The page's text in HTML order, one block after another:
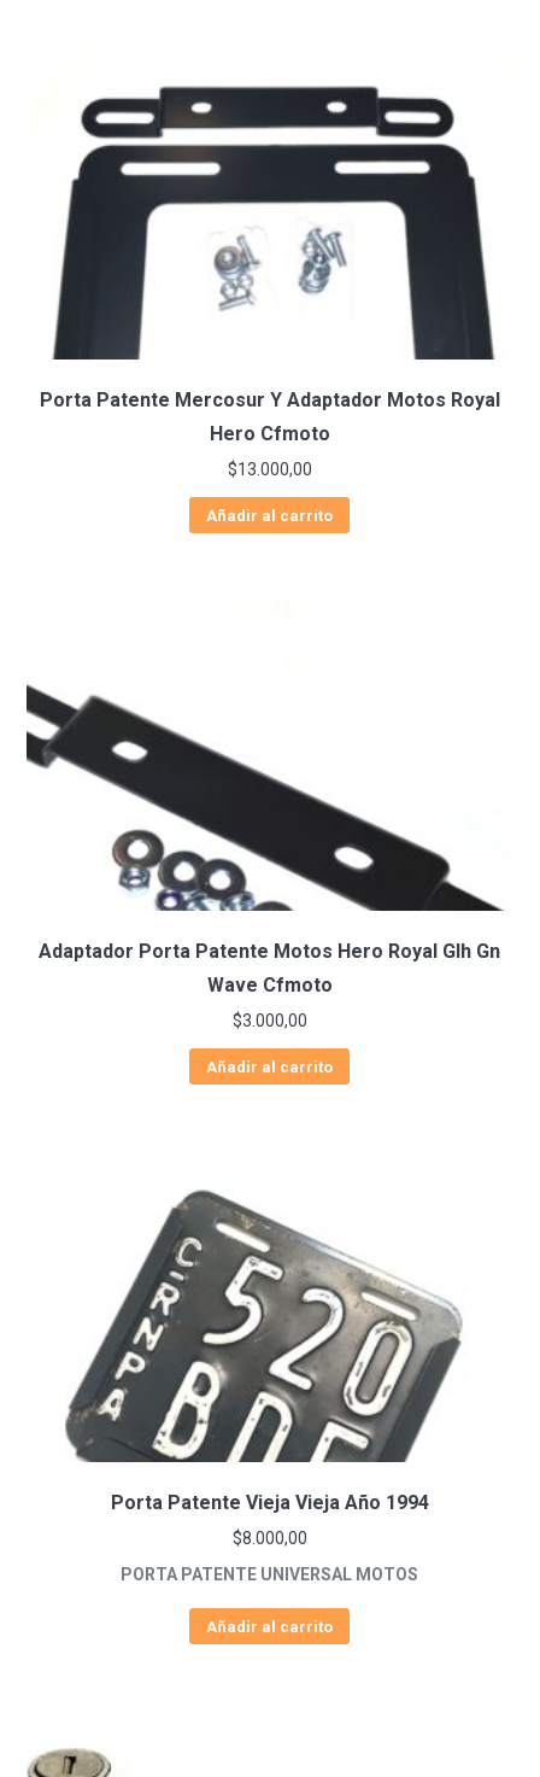
Porta Patente Mercosur Y Adaptador Motos Royal
Hero Cfmoto
$13.000,00
Añadir al carrito
Adaptador Porta Patente Motos Hero Royal Glh Gn
Wave Cfmoto
$3.000,00
Añadir al carrito
Porta Patente Vieja Vieja Año 1994
$8.000,00
PORTA PATENTE UNIVERSAL MOTOS
Añadir al carrito